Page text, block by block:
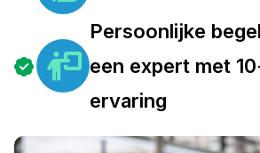
Persoonlijke
een expert met
ervaring